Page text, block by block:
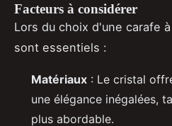
Facteurs à considérer
Lors du choix d'une carafe
sont essentiels :
Matériaux : Le cristal
une élégance inégalées,
plus abordable.